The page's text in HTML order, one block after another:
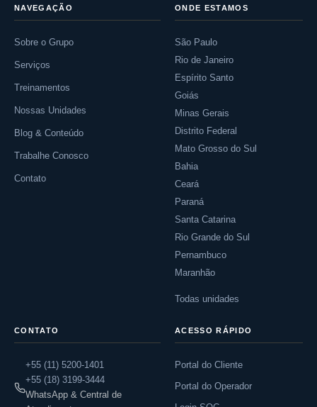
NAVEGAÇÃO
Sobre o Grupo
Serviços
Treinamentos
Nossas Unidades
Blog & Conteúdo
Trabalhe Conosco
Contato
ONDE ESTAMOS
São Paulo
Rio de Janeiro
Espírito Santo
Goiás
Minas Gerais
Distrito Federal
Mato Grosso do Sul
Bahia
Ceará
Paraná
Santa Catarina
Rio Grande do Sul
Pernambuco
Maranhão
Todas unidades
CONTATO
+55 (11) 5200-1401
+55 (18) 3199-3444
WhatsApp & Central de
ACESSO RÁPIDO
Portal do Cliente
Portal do Operador